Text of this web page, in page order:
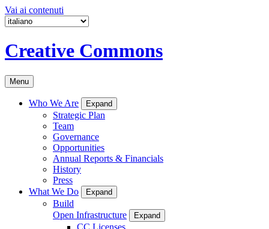
Vai ai contenuti
Creative Commons
Menu
Who We Are Expand
Strategic Plan
Team
Governance
Opportunities
Annual Reports & Financials
History
Press
What We Do
Expand
Build
Open Infrastructure
Expand
CC Licenses